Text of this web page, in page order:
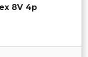
8V 4p